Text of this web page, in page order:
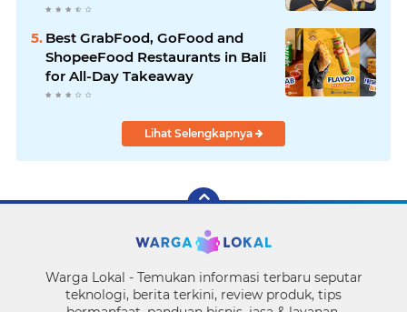
Best GrabFood, GoFood and
ShopeeFood Restaurants in Bali
for All-Day Takeaway
Lihat Selengkapnya
Warga Lokal - Temukan informasi terbaru seputar
teknologi, berita terkini, review produk, tips